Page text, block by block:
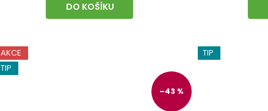
DO KOŠÍKU
AKCE
TIP
–43 %
TIP